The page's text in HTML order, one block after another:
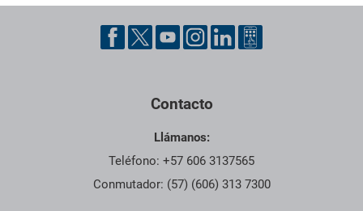
Contacto
Llámanos:
Teléfono: +57 606 3137565
Conmutador: (57) (606) 313 7300